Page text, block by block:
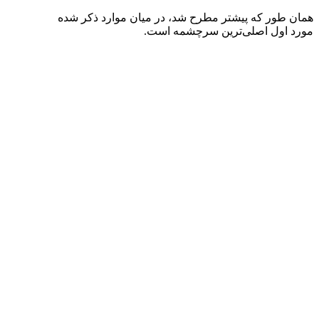
همان طور که پیشتر مطرح شد، در میان موارد ذکر شده
مورد اول اصلی‌ترین سرچشمه است.